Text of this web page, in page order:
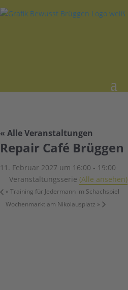
« Alle Veranstaltungen
Repair Café Brüggen
11. Februar 2027 um 16:00 - 19:00
Veranstaltungsserie (Alle ansehen)
« Training für Jedermann im Schachspiel
Wochenmarkt am Nikolausplatz »